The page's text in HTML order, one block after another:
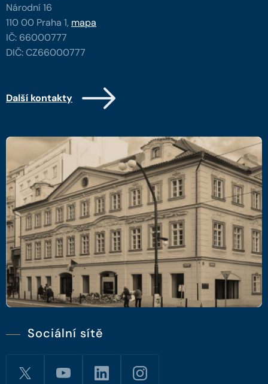
Národní 16
110 00 Praha 1, mapa
IČ: 66000777
DIČ: CZ66000777
Další kontakty
Sociální sítě